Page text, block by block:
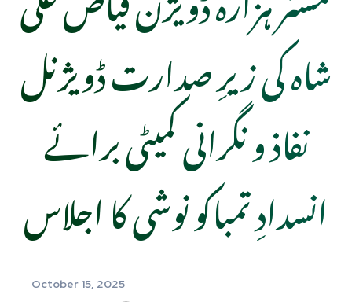
شاہ کی زیرِ صدارت ڈویژنل
نفاذ و نگرانی کمیٹی برائے
انسدادِ تمباکو نوشی کا اجلاس
October 15, 2025